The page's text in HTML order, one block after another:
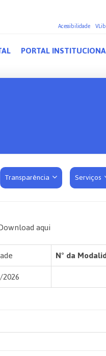
Acessibilidade
PORTAL
Transparência Serviços
aqui
Nº da